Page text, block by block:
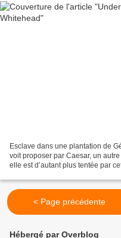
Esclave dans une plantation de
voit proposer par Caesar, un
elle est d’autant plus tentée par
< Page précédente
Hébergé par Overblog